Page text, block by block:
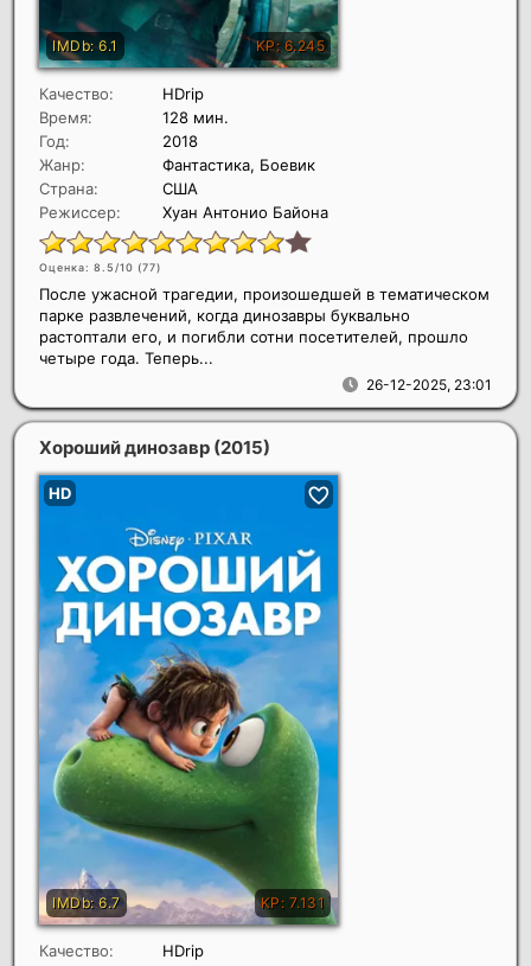
Качество:
HDrip
Время:
128 мин.
Год:
2018
Жанр:
Фантастика, Боевик
Страна:
США
Режиссер:
Хуан Антонио Байона
Оценка: 8.5/10 (77)
26-12-2025, 23:01
После ужасной трагедии, произошедшей в тематическом
парке развлечений, когда динозавры буквально
растоптали его, и погибли сотни посетителей, прошло
четыре года. Теперь...
Хороший динозавр (2015)
Качество:
HDrip